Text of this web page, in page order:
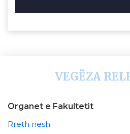
VEGËZA
Organet e Fakultetit
Rreth nesh